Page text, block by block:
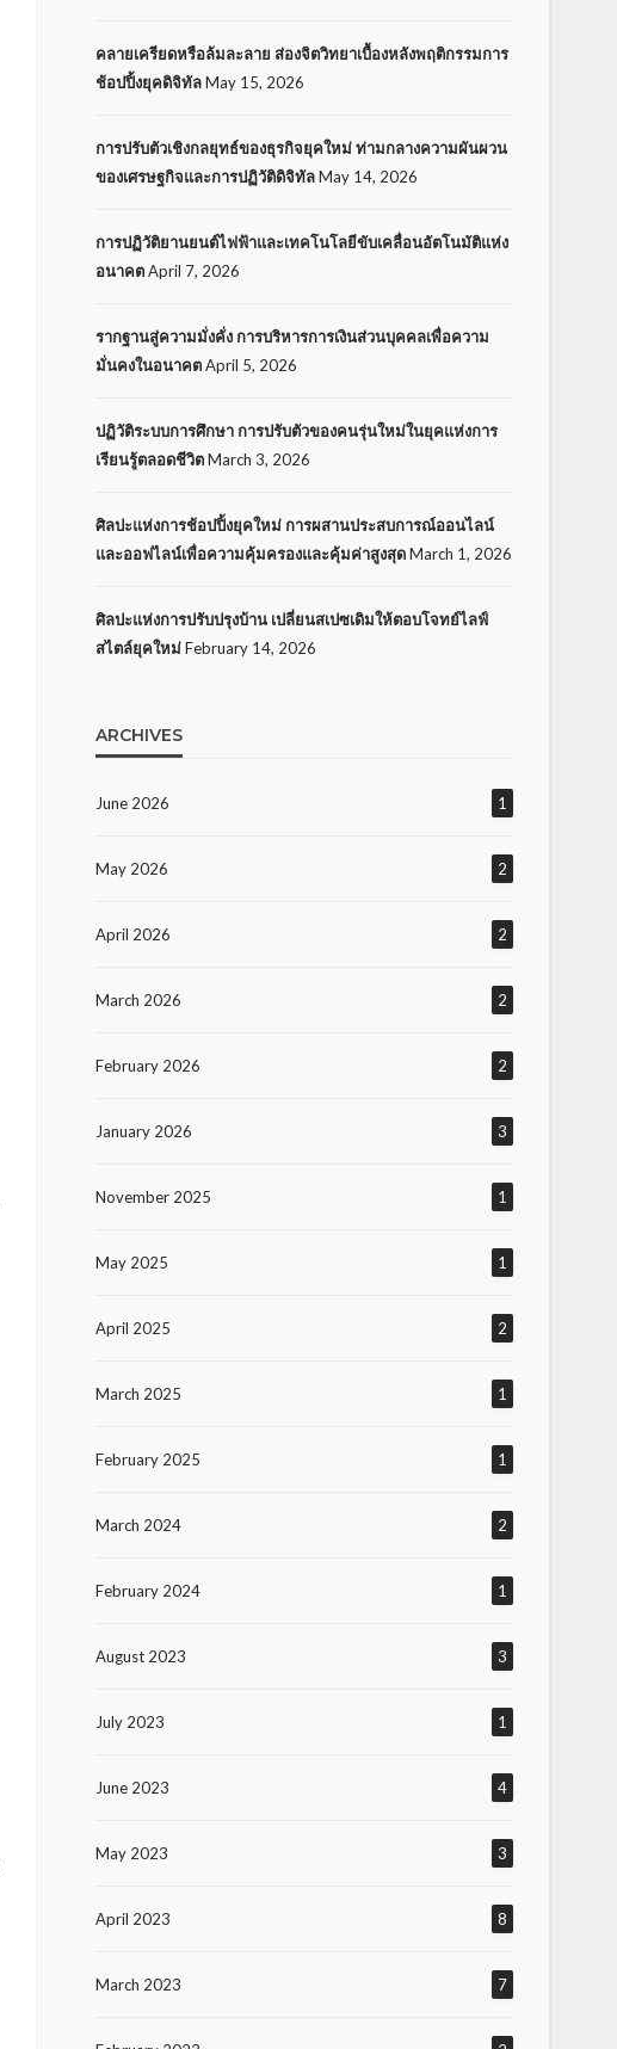
คลายเครียดหรือล้มละลาย ส่องจิตวิทยาเบื้องหลังพฤติกรรมการ
ช้อปปิ้งยุคดิจิทัลMay 15, 2026
การปรับตัวเชิงกลยุทธ์ของธุรกิจยุคใหม่ ท่ามกลางความผันผวน
ของเศรษฐกิจและการปฏิวัติดิจิทัลMay 14, 2026
การปฏิวัติยานยนต์ไฟฟ้าและเทคโนโลยีขับเคลื่อนอัตโนมัติแห่ง
อนาคตApril 7, 2026
รากฐานสู่ความมั่งคั่ง การบริหารการเงินส่วนบุคคลเพื่อความ
มั่นคงในอนาคตApril 5, 2026
ปฏิวัติระบบการศึกษา การปรับตัวของคนรุ่นใหม่ในยุคแห่งการ
เรียนรู้ตลอดชีวิตMarch 3, 2026
ศิลปะแห่งการช้อปปิ้งยุคใหม่ การผสานประสบการณ์ออนไลน์
และออฟไลน์เพื่อความคุ้มครองและคุ้มค่าสูงสุดMarch 1, 2026
ศิลปะแห่งการปรับปรุงบ้าน เปลี่ยนสเปซเดิมให้ตอบโจทย์ไลฟ์
สไตล์ยุคใหม่February 14, 2026
ARCHIVES
June 2026 1
May 2026 2
April 2026 2
March 2026 2
February 2026 2
January 2026 3
November 2025 1
May 2025 1
April 2025 2
March 2025 1
February 2025 1
March 2024 2
February 2024 1
August 2023 3
July 2023 1
June 2023 4
May 2023 3
April 2023 8
March 2023 7